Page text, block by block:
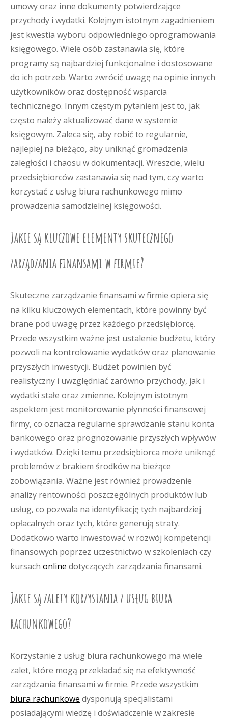
umowy oraz inne dokumenty potwierdzające
przychody i wydatki. Kolejnym istotnym zagadnieniem
jest kwestia wyboru odpowiedniego oprogramowania
księgowego. Wiele osób zastanawia się, które
programy są najbardziej funkcjonalne i dostosowane
do ich potrzeb. Warto zwrócić uwagę na opinie innych
użytkowników oraz dostępność wsparcia
technicznego. Innym częstym pytaniem jest to, jak
często należy aktualizować dane w systemie
księgowym. Zaleca się, aby robić to regularnie,
najlepiej na bieżąco, aby uniknąć gromadzenia
zaległości i chaosu w dokumentacji. Wreszcie, wielu
przedsiębiorców zastanawia się nad tym, czy warto
korzystać z usług biura rachunkowego mimo
prowadzenia samodzielnej księgowości.
Jakie są kluczowe elementy skutecznego
zarządzania finansami w firmie?
Skuteczne zarządzanie finansami w firmie opiera się
na kilku kluczowych elementach, które powinny być
brane pod uwagę przez każdego przedsiębiorcę.
Przede wszystkim ważne jest ustalenie budżetu, który
pozwoli na kontrolowanie wydatków oraz planowanie
przyszłych inwestycji. Budżet powinien być
realistyczny i uwzględniać zarówno przychody, jak i
wydatki stałe oraz zmienne. Kolejnym istotnym
aspektem jest monitorowanie płynności finansowej
firmy, co oznacza regularne sprawdzanie stanu konta
bankowego oraz prognozowanie przyszłych wpływów
i wydatków. Dzięki temu przedsiębiorca może uniknąć
problemów z brakiem środków na bieżące
zobowiązania. Ważne jest również prowadzenie
analizy rentowności poszczególnych produktów lub
usług, co pozwala na identyfikację tych najbardziej
opłacalnych oraz tych, które generują straty.
Dodatkowo warto inwestować w rozwój kompetencji
finansowych poprzez uczestnictwo w szkoleniach czy
kursach online dotyczących zarządzania finansami.
Jakie są zalety korzystania z usług biura
rachunkowego?
Korzystanie z usług biura rachunkowego ma wiele
zalet, które mogą przekładać się na efektywność
zarządzania finansami w firmie. Przede wszystkim
biura rachunkowe dysponują specjalistami
posiadającymi wiedzę i doświadczenie w zakresie